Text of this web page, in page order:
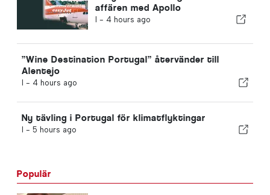
affären med Apollo
I - 4 hours ago
”Wine Destination Portugal” återvänder till
Alentejo
I - 4 hours ago
Ny tävling i Portugal för klimatflyktingar
I - 5 hours ago
Populär